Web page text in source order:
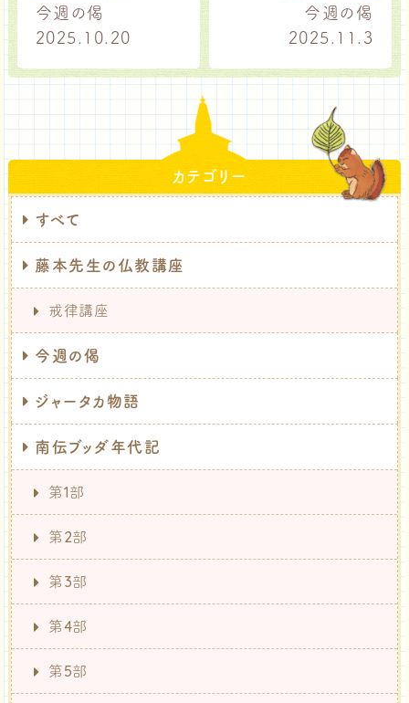
今週の偈
2025.10.20
今週の偈
2025.11.3
カテゴリー
すべて
藤本先生の仏教講座
戒律講座
今週の偈
ジャータカ物語
南伝ブッダ年代記
第1部
第2部
第3部
第4部
第5部